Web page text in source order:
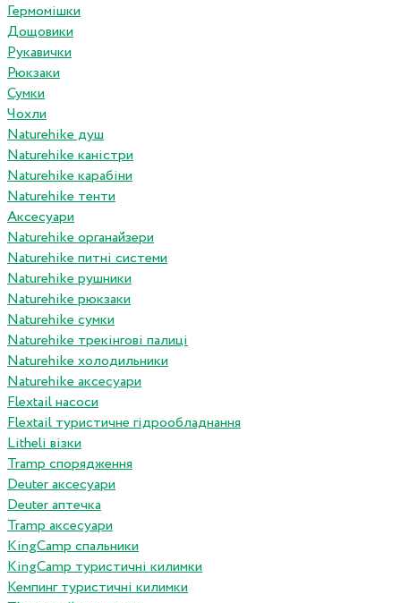
Гермомішки
Дощовики
Рукавички
Рюкзаки
Сумки
Чохли
Naturehike душ
Naturehike каністри
Naturehike карабіни
Naturehike тенти
Аксесуари
Naturehike органайзери
Naturehike питні системи
Naturehike рушники
Naturehike рюкзаки
Naturehike сумки
Naturehike трекінгові палиці
Naturehike холодильники
Naturehike аксесуари
Flextail насоси
Flextail туристичне гідрообладнання
Litheli візки
Tramp спорядження
Deuter аксесуари
Deuter аптечка
Tramp аксесуари
KingCamp спальники
KingCamp туристичні килимки
Кемпинг туристичні килимки